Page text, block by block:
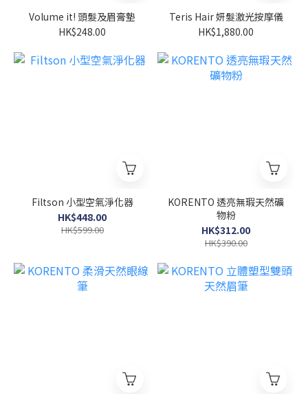
Volume it! 頭髮及眉膏墊
HK$248.00
Teris Hair 妍髮激光按摩儀
HK$1,880.00
Filtson 小型空氣淨化器
HK$448.00
HK$599.00
KORENTO 透亮無瑕天然礦
物粉
HK$312.00
HK$390.00